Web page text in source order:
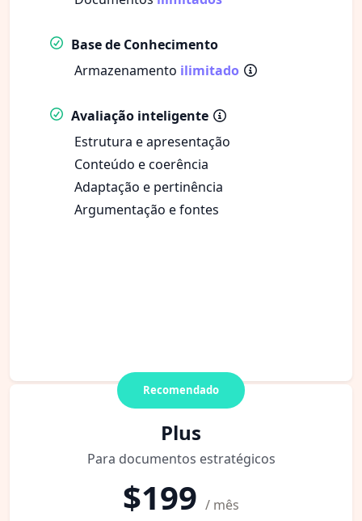
Base de Conhecimento
Armazenamento ilimitado
Avaliação inteligente
Estrutura e apresentação
Conteúdo e coerência
Adaptação e pertinência
Argumentação e fontes
Recomendado
Plus
Para documentos estratégicos
$199 / mês